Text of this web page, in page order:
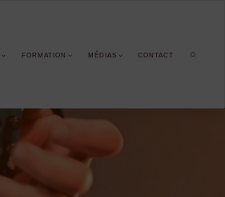
FORMATION MÉDIAS CONTACT